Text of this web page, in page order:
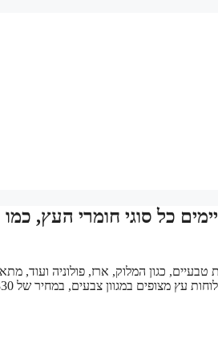
כל סוגי חומרי העץ, כמו
כגון המלוק, ארז, פולוניה ועוד,